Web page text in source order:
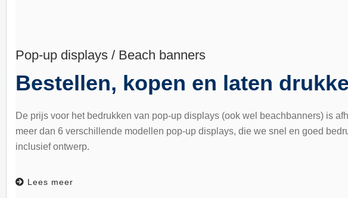
Pop-up displays / Beach banners
Bestellen, kopen en laten
De prijs voor het bedrukken van pop-up displays (ook wel beachbanners) is
meer dan 6 verschillende modellen pop-up displays, die we snel en goed
inclusief ontwerp.
Lees meer